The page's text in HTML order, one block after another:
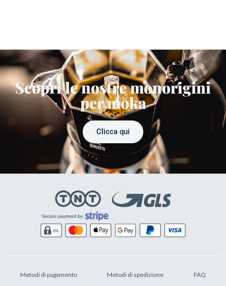
Scopri le nostre monorigini
per moka
Clicca qui
Metodi di pagamento Metodi di spedizione FAQ